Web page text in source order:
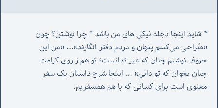
«صُراحی می‌کشم پنهان‌ و مردم‌ دفتر انگارند»... «
چنان بخوان که تو دانی» ...
معنوی است برای کسانی که با هم همسفریم.